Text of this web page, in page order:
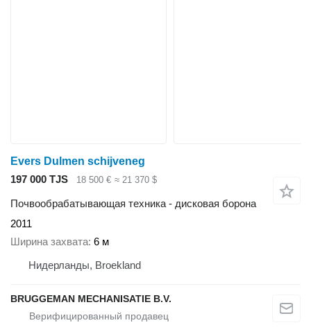
Evers Dulmen schijveneg
197 000 TJS
18 500 € ≈ 21 370 $
Почвообрабатывающая техника - дисковая борона
2011
Ширина захвата 6 м
Нидерланды, Broekland
BRUGGEMAN MECHANISATIE B.V.